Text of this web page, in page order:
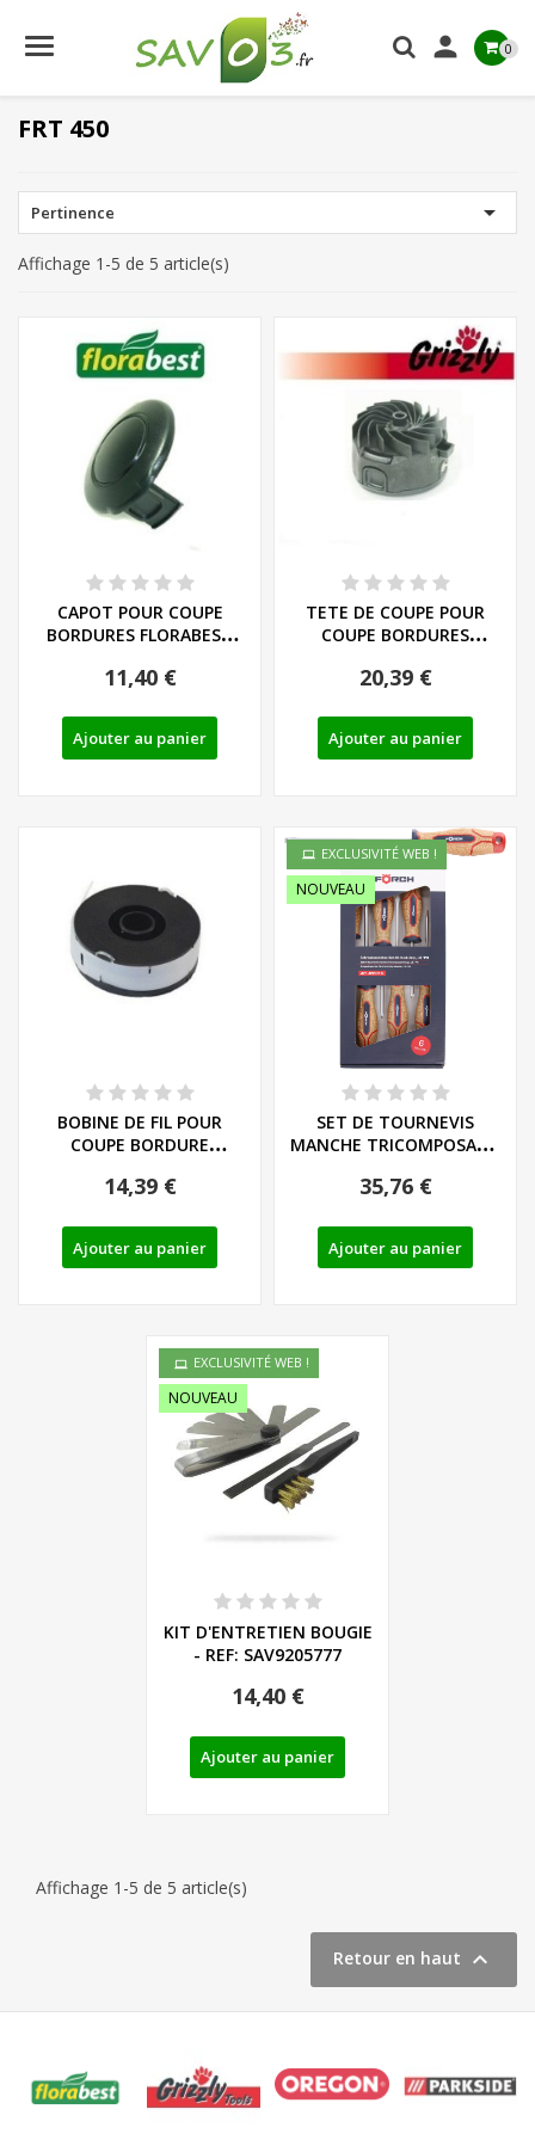
 0
FRT 450
Pertinence 
Affichage 1-5 de 5 article(s)
CAPOT POUR COUPE
BORDURES FLORABEST
11,40 €
Ajouter au panier
TETE DE COUPE POUR
COUPE BORDURES
20,39 €
Ajouter au panier
BOBINE DE FIL POUR
COUPE BORDURE
14,39 €
Ajouter au panier
EXCLUSIVITÉ WEB !
NOUVEAU
SET DE TOURNEVIS
MANCHE TRICOMPOSANT
35,76 €
Ajouter au panier
EXCLUSIVITÉ WEB !
NOUVEAU
KIT D'ENTRETIEN BOUGIE
- REF: SAV9205777
14,40 €
Ajouter au panier
Affichage 1-5 de 5 article(s)
Retour en haut 